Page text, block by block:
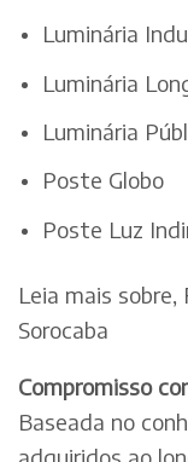
Luminária
Luminária
Luminária
Poste Globo
Poste Luz
Leia mais
Sorocaba
Compromisso
Baseada no